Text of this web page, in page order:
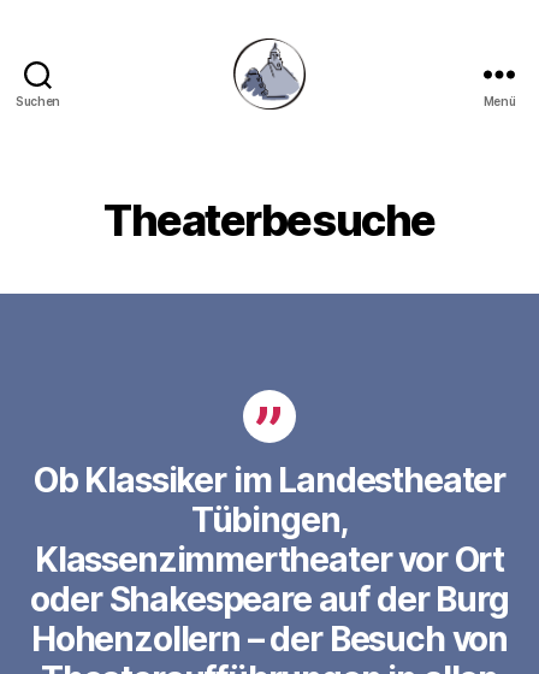
Suchen Menü
Theaterbesuche
Ob Klassiker im Landestheater
Tübingen,
Klassenzimmertheater vor Ort
oder Shakespeare auf der Burg
Hohenzollern – der Besuch von